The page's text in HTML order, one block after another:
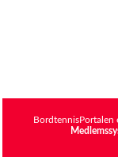
BordtennisPortalen